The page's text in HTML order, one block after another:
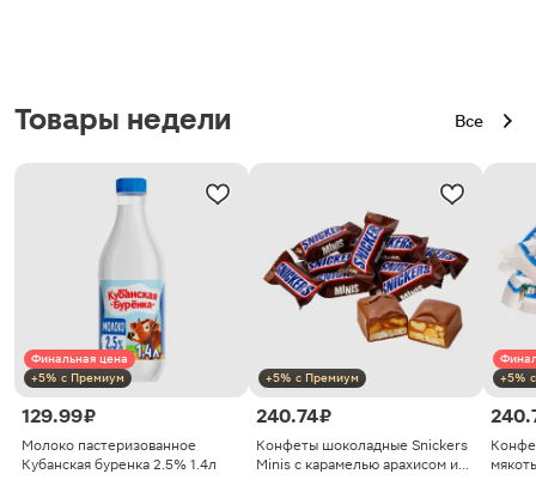
Товары недели Все
Финальная цена
+5% с Премиум
129.99 ₽
Молоко пастеризованное
Кубанская буренка 2.5% 1.4л
+5% с Премиум
240.74 ₽
Конфеты шоколадные Snickers
Minis с карамелью арахисом и
+5%